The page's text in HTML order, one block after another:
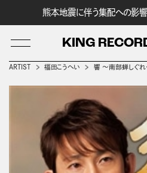
熊本地震に伴う集配への影
KING
LOG IN
ARTIST 福田こうへい 響 ～南部蝉しぐれ